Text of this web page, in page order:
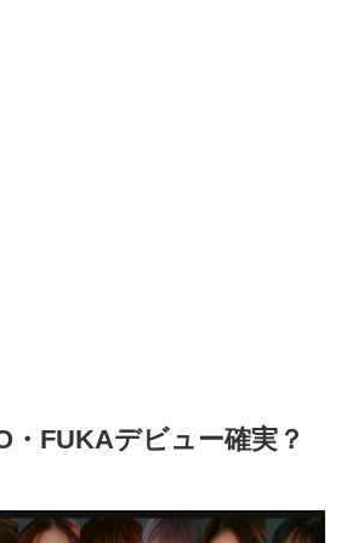
・FUKAデビュー確実？